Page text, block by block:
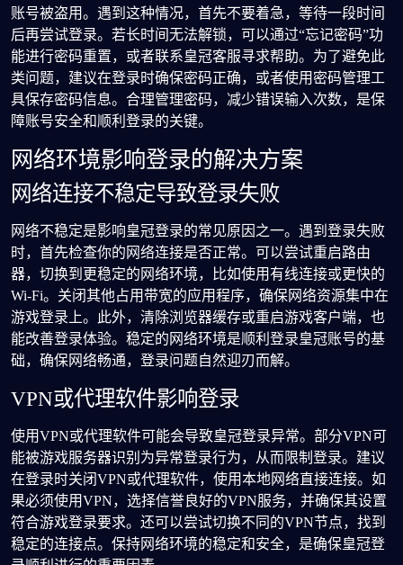
账号被盗用。遇到这种情况，首先不要着急，等待一段时间
后再尝试登录。若长时间无法解锁，可以通过“忘记密码”功
能进行密码重置，或者联系皇冠客服寻求帮助。为了避免此
类问题，建议在登录时确保密码正确，或者使用密码管理工
具保存密码信息。合理管理密码，减少错误输入次数，是保
障账号安全和顺利登录的关键。
网络环境影响登录的解决方案
网络连接不稳定导致登录失败
网络不稳定是影响皇冠登录的常见原因之一。遇到登录失败
时，首先检查你的网络连接是否正常。可以尝试重启路由
器，切换到更稳定的网络环境，比如使用有线连接或更快的
Wi-Fi。关闭其他占用带宽的应用程序，确保网络资源集中在
游戏登录上。此外，清除浏览器缓存或重启游戏客户端，也
能改善登录体验。稳定的网络环境是顺利登录皇冠账号的基
础，确保网络畅通，登录问题自然迎刃而解。
VPN或代理软件影响登录
使用VPN或代理软件可能会导致皇冠登录异常。部分VPN可
能被游戏服务器识别为异常登录行为，从而限制登录。建议
在登录时关闭VPN或代理软件，使用本地网络直接连接。如
果必须使用VPN，选择信誉良好的VPN服务，并确保其设置
符合游戏登录要求。还可以尝试切换不同的VPN节点，找到
稳定的连接点。保持网络环境的稳定和安全，是确保皇冠登